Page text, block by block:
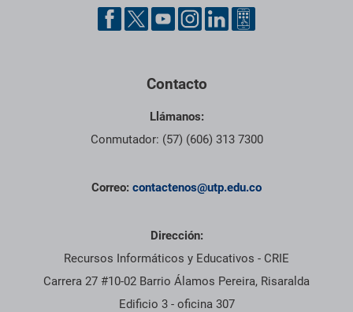
Pie de página con información de contacto, redes sociales y
Contacto
Llámanos:
Conmutador: (57) (606) 313 7300
Correo: contactenos@utp.edu.co
Dirección:
Recursos Informáticos y Educativos - CRIE
Carrera 27 #10-02 Barrio Álamos Pereira, Risaralda
Edificio 3 - oficina 307